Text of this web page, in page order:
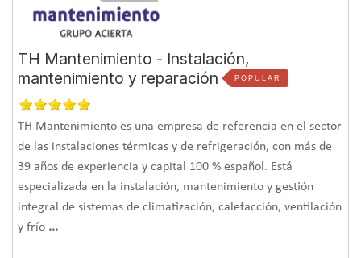
Logros Obtenidos
Logros Obtenidos
La obra se pudo entregar en plazo y con la solución más
adecuada aplicada a cada aspecto de la instalación. Tanto
el equipo de Arce Clima como el cliente valoraron de
forma muy positiva el trabajo, tanto a nivel ejecutivo como
operacional, y se realizaron más instalaciones a posteriori.
Además, Arce Clima lleva el servicio de mantenimiento
desde entonces.
TH Mantenimiento - Instalación,
mantenimiento y reparación
POPULAR
TH Mantenimiento es una empresa de referencia en el sector
de las instalaciones térmicas y de refrigeración, con más de
39 años de experiencia y capital 100 % español. Está
especializada en la instalación, mantenimiento y gestión
integral de sistemas de climatización, calefacción, ventilación
y frío ...